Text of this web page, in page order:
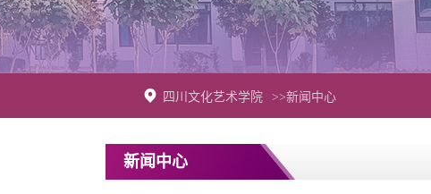
四川文化艺术学院 >>新闻中心
新闻中心